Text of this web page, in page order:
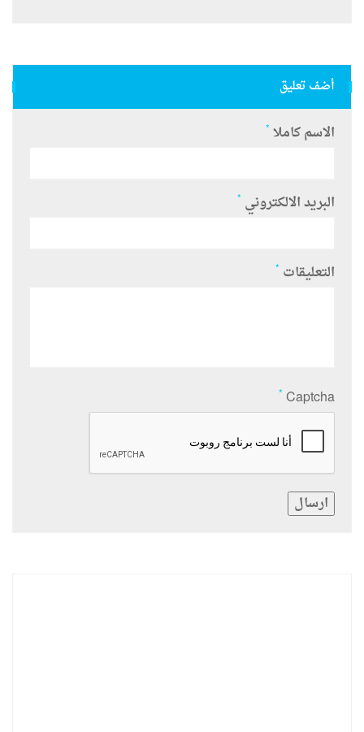
أضف تعليق
الاسم كاملا *
البريد الالكتروني *
التعليقات *
Captcha
*
ارسال